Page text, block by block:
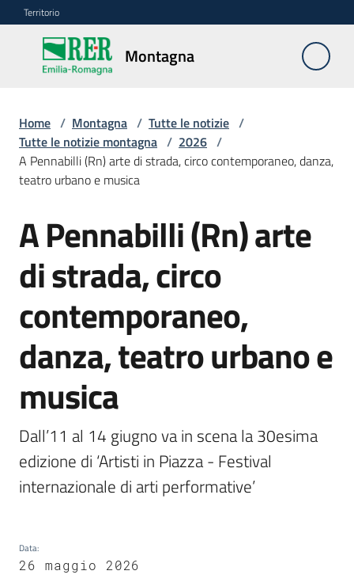
Vai al contenuto
Vai alla navigazione
Vai al footer
Territorio
Montagna
Montagna
Vivere
e
lavorare
Infrastrutture
sicurezza
del
territorio
Programmi
e
risorse
Seguici
Home / Montagna / Tutte le notizie /
Tutte le notizie montagna / 2026 /
A Pennabilli (Rn) arte di strada, circo contemporaneo, danza,
teatro urbano e musica
Salta al contenuto
A Pennabilli (Rn) arte
di strada, circo
contemporaneo,
danza, teatro urbano e
musica
Dall’11 al 14 giugno va in scena la 30esima
edizione di ‘Artisti in Piazza - Festival
internazionale di arti performative’
Data:
26 maggio 2026